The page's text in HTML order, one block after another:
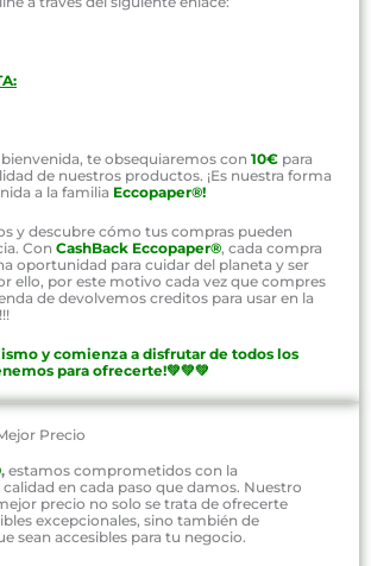
te obsequiaremos con 10€ para
de nuestros productos. ¡Es nuestra forma
a la familia Eccopaper®!
y descubre cómo tus compras pueden
Con CashBack Eccopaper®, cada compra
oportunidad para cuidar del planeta y ser
ello, por este motivo cada vez que compres
de devolvemos creditos para usar en la
y comienza a disfrutar de todos los
para ofrecerte!💚💚💚
Precio
, estamos comprometidos con la
en cada paso que damos. Nuestro
precio no solo se trata de ofrecerte
excepcionales, sino también de
sean accesibles para tu negocio.